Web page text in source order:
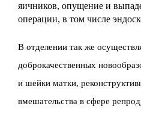
яичников, опущение и
операции, в том числе
В отделении так же
доброкачественных
и шейки матки,
вмешательства в сфере